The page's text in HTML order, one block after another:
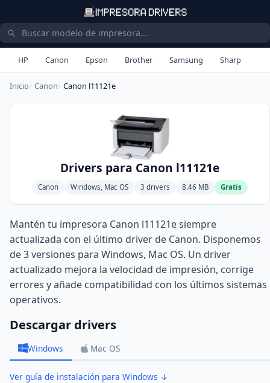
HP Canon Epson Brother Samsung Sharp
Inicio Canon Canon l11121e
Drivers para Canon l11121e
Canon Windows, Mac OS 3 drivers 8.46 MB Gratis
Mantén tu impresora Canon l11121e siempre
actualizada con el último driver de Canon. Disponemos
de 3 versiones para Windows, Mac OS. Un driver
actualizado mejora la velocidad de impresión, corrige
errores y añade compatibilidad con los últimos sistemas
operativos.
Descargar drivers
Windows Mac OS
Ver guía de instalación para Windows ↓